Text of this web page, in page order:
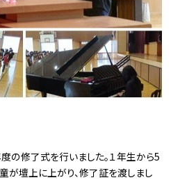
の修了式を行いました。１年生から5
壇上に上がり、修了証を渡しまし